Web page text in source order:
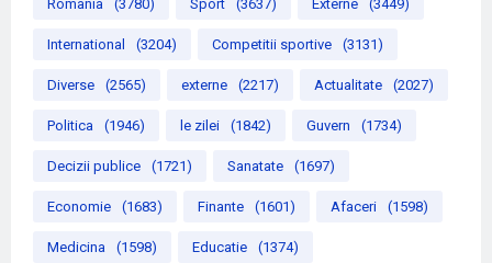
Romania (3780) Sport (3637) Externe (3449)
International (3204) Competitii sportive (3131)
Diverse (2565) externe (2217) Actualitate (2027)
Politica (1946) le zilei (1842) Guvern (1734)
Decizii publice (1721) Sanatate (1697)
Economie (1683) Finante (1601) Afaceri (1598)
Medicina (1598) Educatie (1374)